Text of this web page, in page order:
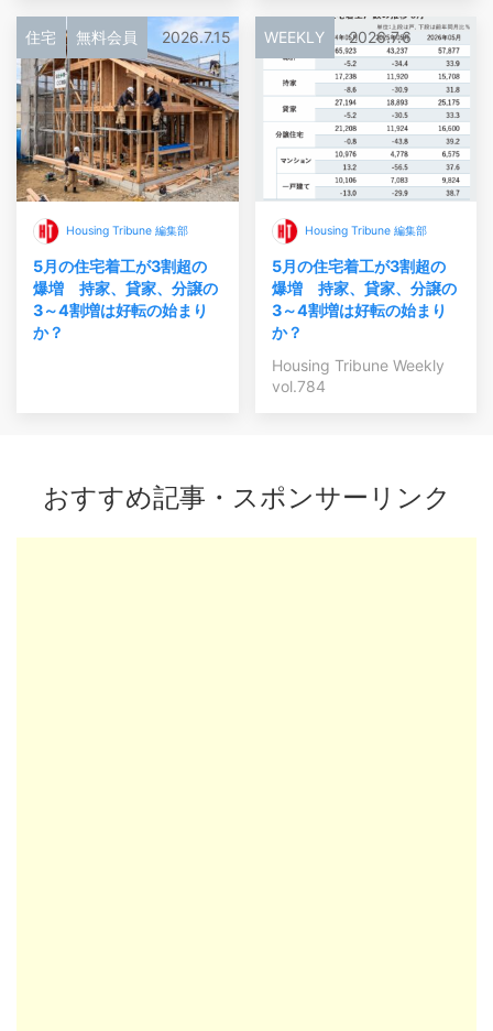
住宅 無料会員 2026.7.15
Housing Tribune 編集部
5月の住宅着工が3割超の
爆増 持家、貸家、分譲の
3～4割増は好転の始まり
か？
WEEKLY 2026.7.6
Housing Tribune 編集部
5月の住宅着工が3割超の
爆増 持家、貸家、分譲の
3～4割増は好転の始まり
か？
Housing Tribune Weekly
vol.784
おすすめ記事・スポンサーリンク